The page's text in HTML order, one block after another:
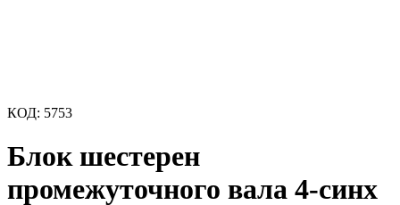
КОД: 5753
Блок шестерен
промежуточного вала 4-синх